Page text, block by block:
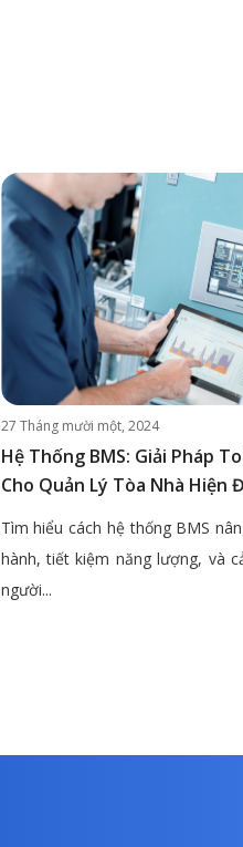
27 Tháng mười một, 2024
Hệ Thống BMS: Giải Pháp
Cho Quản Lý Tòa Nhà Hiện
Tìm hiểu cách hệ thống BMS
hành, tiết kiệm năng lượng, và
người...